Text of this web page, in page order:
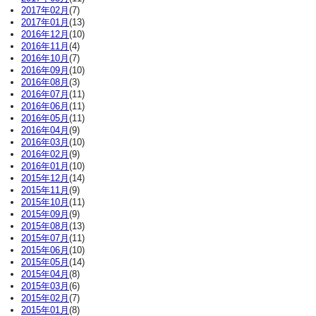
2017年02月 (7)
2017年01月 (13)
2016年12月 (10)
2016年11月 (4)
2016年10月 (7)
2016年09月 (10)
2016年08月 (3)
2016年07月 (11)
2016年06月 (11)
2016年05月 (11)
2016年04月 (9)
2016年03月 (10)
2016年02月 (9)
2016年01月 (10)
2015年12月 (14)
2015年11月 (9)
2015年10月 (11)
2015年09月 (9)
2015年08月 (13)
2015年07月 (11)
2015年06月 (10)
2015年05月 (14)
2015年04月 (8)
2015年03月 (6)
2015年02月 (7)
2015年01月 (8)